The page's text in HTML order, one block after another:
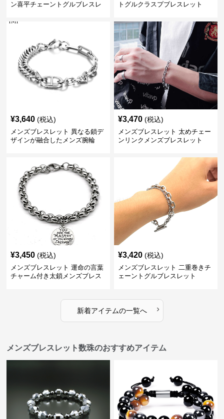
ン喜平チェーントグルブレスレ
トグルクラスプブレスレット
¥3,640 (税込)
メンズブレスレット 異なる鎖デ
ザインが融合したメンズ腕輪
¥3,470 (税込)
メンズブレスレット 太めチェー
ンリンクメンズブレスレット
¥3,450 (税込)
メンズブレスレット 運命の言葉
チャーム付き太鎖メンズブレス
¥3,420 (税込)
メンズブレスレット 二重巻きチ
ェーントグルブレスレット
新着アイテムの一覧へ ›
メンズブレスレット数珠のおすすめアイテム